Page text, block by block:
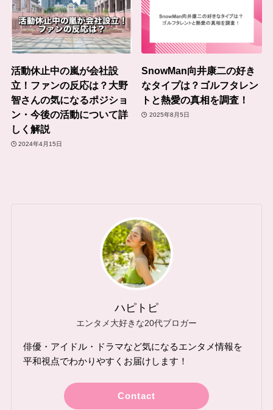
活動休止中の嵐が会社設
立！ファンの反応は？大野
智さんの気になるポジショ
ン・今後の活動について詳
しく解説
2024年4月15日
SnowMan向井康二の好き
なタイプは？ゴルフタレン
トと熱愛の真相を調査！
2025年8月5日
ハピトピ
エンタメ大好きな20代ブロガー
俳優・アイドル・ドラマなど気になるエンタメ情報を
平和視点でわかりやすくお届けします！
Contact